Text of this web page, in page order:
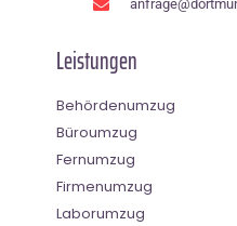
Leistungen
Behördenumzug
Büroumzug
Fernumzug
Firmenumzug
Laborumzug